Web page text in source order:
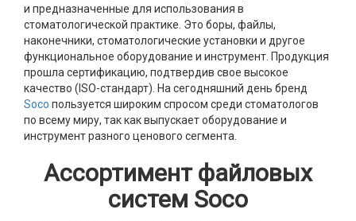
и предназначенные для использования в
стоматологической практике. Это боры, файлы,
наконечники, стоматологические установки и другое
функциональное оборудование и инструмент. Продукция
прошла сертификацию, подтвердив свое высокое
качество (ISO-стандарт). На сегодняшний день бренд
Soco пользуется широким спросом среди стоматологов
по всему миру, так как выпускает оборудование и
инструмент разного ценового сегмента.
Ассортимент файловых
систем Soco